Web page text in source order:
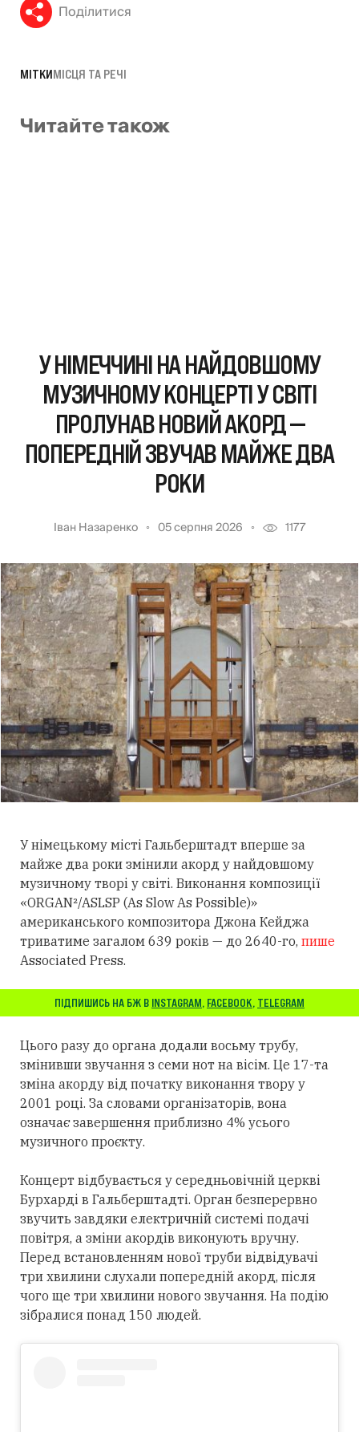
Поділитися
МІТКИМІСЦЯ ТА РЕЧІ
Читайте також
У НІМЕЧЧИНІ НА НАЙДОВШОМУ
МУЗИЧНОМУ КОНЦЕРТІ У СВІТІ
ПРОЛУНАВ НОВИЙ АКОРД —
ПОПЕРЕДНІЙ ЗВУЧАВ МАЙЖЕ ДВА
РОКИ
Іван Назаренко 05 серпня 2026 1177
У німецькому місті Гальберштадт вперше за
майже два роки змінили акорд у найдовшому
музичному творі у світі. Виконання композиції
«ORGAN²/ASLSP (As Slow As Possible)»
американського композитора Джона Кейджа
триватиме загалом 639 років — до 2640-го, пише
Associated Press.
ПІДПИШИСЬ НА БЖ В INSTAGRAM, FACEBOOK, TELEGRAM
Цього разу до органа додали восьму трубу,
змінивши звучання з семи нот на вісім. Це 17-та
зміна акорду від початку виконання твору у
2001 році. За словами організаторів, вона
означає завершення приблизно 4% усього
музичного проєкту.
Концерт відбувається у середньовічній церкві
Бурхарді в Гальберштадті. Орган безперервно
звучить завдяки електричній системі подачі
повітря, а зміни акордів виконують вручну.
Перед встановленням нової труби відвідувачі
три хвилини слухали попередній акорд, після
чого ще три хвилини нового звучання. На подію
зібралися понад 150 людей.